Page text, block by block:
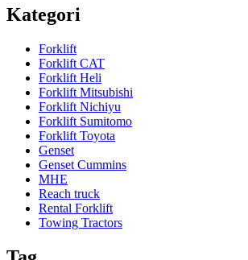
Kategori
Forklift
Forklift CAT
Forklift Heli
Forklift Mitsubishi
Forklift Nichiyu
Forklift Sumitomo
Forklift Toyota
Genset
Genset Cummins
MHE
Reach truck
Rental Forklift
Towing Tractors